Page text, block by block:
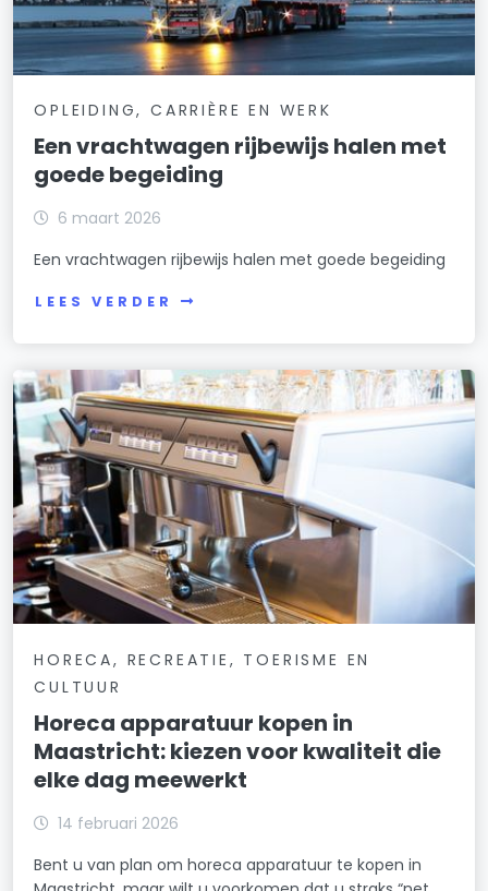
OPLEIDING, CARRIÈRE EN WERK
Een vrachtwagen rijbewijs halen met
goede begeiding
6 maart 2026
Een vrachtwagen rijbewijs halen met goede begeiding
LEES VERDER
HORECA, RECREATIE, TOERISME EN
CULTUUR
Horeca apparatuur kopen in
Maastricht: kiezen voor kwaliteit die
elke dag meewerkt
14 februari 2026
Bent u van plan om horeca apparatuur te kopen in